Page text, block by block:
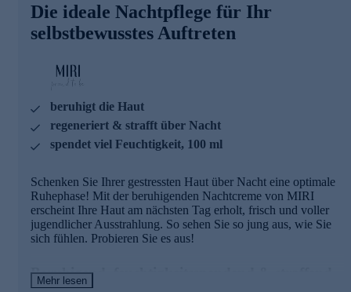
strafft die Haut über Nacht.
selbstbewusste, jung gebliebene Frauen
Anti-Aging-Pflege ermutigt Frauen, ihr jung gebliebenes,
gefühltes Alter selbstbewusst nach außen zu tragen. Dank
höchstmöglicher Wirkstoffkonzentration mit von Miriam
Deforth persönlich selektierten Wirkstoffen versprechen die
zufriedenes Lächeln ins Gesicht zaubern.
Damit Sie so jung aussehen, wie Sie sich fühlen. Gleich
die Nachtcreme im Onlineshop bestellen!
Die ideale Nachtpflege für Ihr
selbstbewusstes Auftreten
beruhigt die Haut
regeneriert & strafft über Nacht
spendet viel Feuchtigkeit, 100 ml
Schenken Sie Ihrer gestressten Haut über Nacht eine optimale
Ruhephase! Mit der beruhigenden Nachtcreme von MIRI
erscheint Ihre Haut am nächsten Tag erholt, frisch und voller
jugendlicher Ausstrahlung. So sehen Sie so jung aus, wie Sie
sich fühlen. Probieren Sie es aus!
Beruhigend, feuchtigkeitsspendend & straffend
Mehr lesen